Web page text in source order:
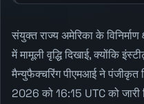
संयुक्त राज्य अमेरिका के
में मामूली वृद्धि दिखाई, क्योंकि
मैन्युफैक्चरिंग पीएमआई ने पंजीकृत
2026 को 16:15 UTC को जारी